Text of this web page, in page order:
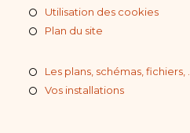
Utilisation des cookies
Plan du site
Les plans, schémas, fichiers, ...
Vos installations